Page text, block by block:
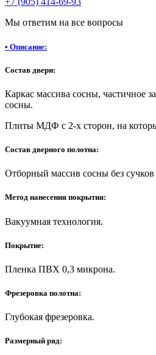
Мы ответим на все вопросы
• Описание:
Состав двери:
Каркас массива сосны, частичное
сосны.
Плиты МДФ с 2-х сторон, на
Состав дверного полотна:
Отборный массив сосны без
Метод нанесения покрытия:
Вакуумная технология.
Покрытие:
Пленка ПВХ 0,3 микрона.
Фрезеровка полотна:
Глубокая фрезеровка.
Размерный ряд: